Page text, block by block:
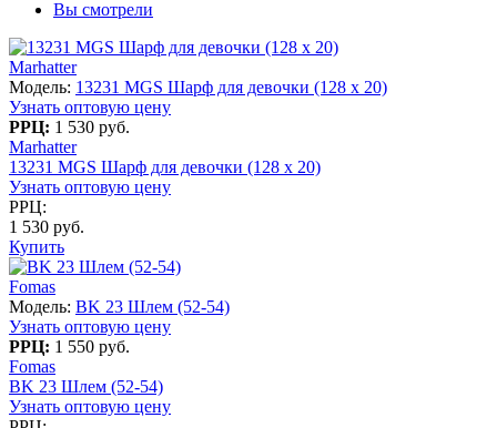
Вы смотрели
Marhatter
Модель: 13231 MGS Шарф для девочки (128 x 20)
Узнать оптовую цену
РРЦ: 1 530 руб.
Marhatter
13231 MGS Шарф для девочки (128 x 20)
Узнать оптовую цену
РРЦ:
1 530 руб.
Купить
Fomas
Модель: BK 23 Шлем (52-54)
Узнать оптовую цену
РРЦ: 1 550 руб.
Fomas
BK 23 Шлем (52-54)
Узнать оптовую цену